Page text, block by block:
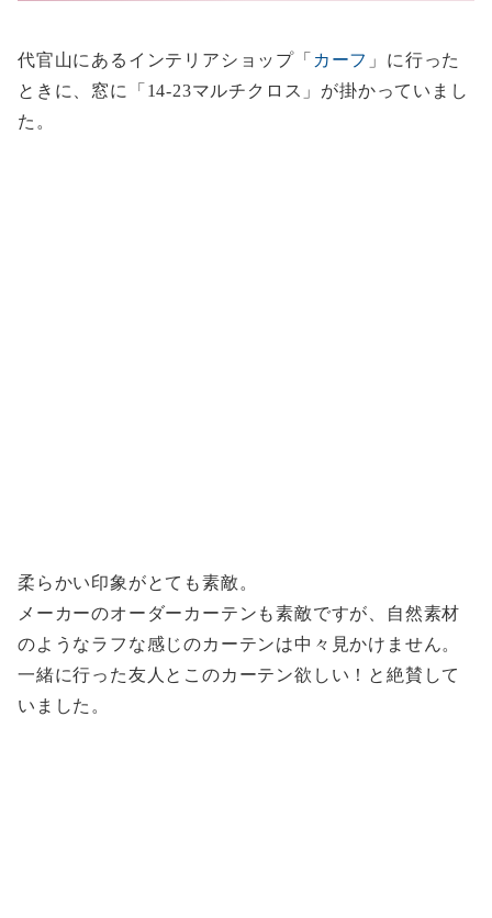
代官山にあるインテリアショップ「 カーフ 」に行った
ときに、窓に「14-23マルチクロス」が掛かっていまし
た。
柔らかい印象がとても素敵。
メーカーのオーダーカーテンも素敵ですが、自然素材
のようなラフな感じのカーテンは中々見かけません。
一緒に行った友人とこのカーテン欲しい！と絶賛して
いました。